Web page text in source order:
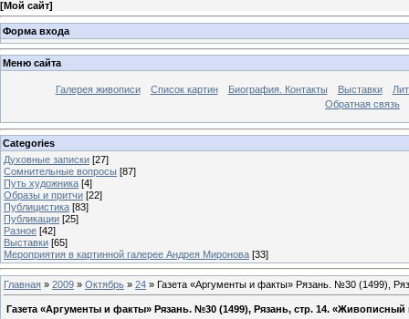
[Мой сайт]
Форма входа
Меню сайта
Галерея живописи Список картин Биография. Контакты Выставки
Обратная связь
Categories
Духовные записки [27]
Сомнительные вопросы [87]
Путь художника [4]
Образы и притчи [22]
Публицистика [83]
Публикации [25]
Разное [42]
Выставки [65]
Мероприятия в картинной галерее Андрея Миронова [33]
Главная » 2009 » Октябрь » 24 » Газета «Аргументы и факты» Рязань. №30 (1499),
Газета «Аргументы и факты» Рязань. №30 (1499), Рязань, стр. 14.